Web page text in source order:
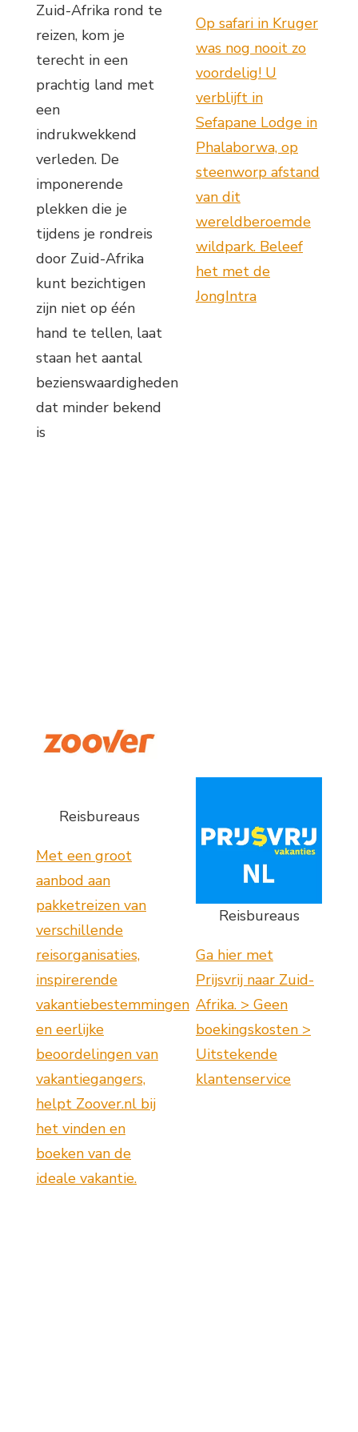
Zuid-Afrika rond te
reizen, kom je
terecht in een
prachtig land met
een
indrukwekkend
verleden. De
imponerende
plekken die je
tijdens je rondreis
door Zuid-Afrika
kunt bezichtigen
zijn niet op één
hand te tellen, laat
staan het aantal
bezienswaardigheden
dat minder bekend
is
Op safari in Kruger
was nog nooit zo
voordelig! U
verblijft in
Sefapane Lodge in
Phalaborwa, op
steenworp afstand
van dit
wereldberoemde
wildpark. Beleef
het met de
JongIntra
Reisbureaus
Met een groot
aanbod aan
pakketreizen van
verschillende
reisorganisaties,
inspirerende
vakantiebestemmingen
en eerlijke
beoordelingen van
vakantiegangers,
helpt Zoover.nl bij
het vinden en
boeken van de
ideale vakantie.
Reisbureaus
Ga hier met
Prijsvrij naar Zuid-
Afrika. > Geen
boekingskosten >
Uitstekende
klantenservice